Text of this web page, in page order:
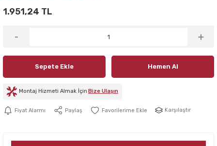
1.951,24 TL
Sepete Ekle Hemen Al
Montaj Hizmeti Almak İçin Bize Ulaşın
Fiyat Alarmı Paylaş Karşılaştır